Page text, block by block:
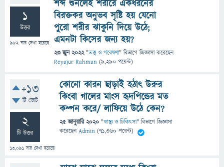
1
উত্তর
982বার দেখা হয়েছে
শব্দ শুনলেই শরীরে একধরনের
বিরক্তকর অনুভব সৃষ্টি হয় যেনো
পুরো শরীর ঝাকুনি দিয়ে উঠে;
এমনটা কিসের জন্য হয়?
23 জুন 2022 "তত্ত্ব ও গবেষণা" বিভাগে জিজ্ঞাসাকরেছেন
Reyajur Rahman (9,290 পয়েন্ট)
+13
টি ভোট
2
টি উত্তর
13,091 বার দেখা হয়েছে
কোনো কারন ছাড়াই হঠাৎ উরুর
কিংবা গালের মাংস হৃদপিন্ডের মত
কম্পন করে/ লাফিয়ে উঠে কেন?
25 জানুয়ারি 2020 "স্বাস্থ্য ও চিকিৎসা" বিভাগে জিজ্ঞাসা
করেছেনAdmin (71,360 পয়েন্ট)